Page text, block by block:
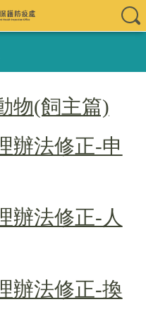
物(飼主篇)
辦法修正-申
辦法修正-人
辦法修正-換